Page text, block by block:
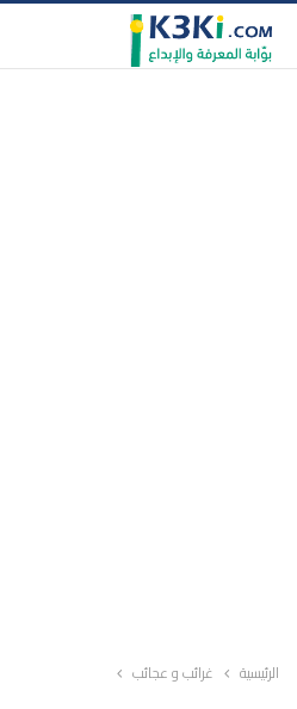
الرئيسية
غرائب و عجائب